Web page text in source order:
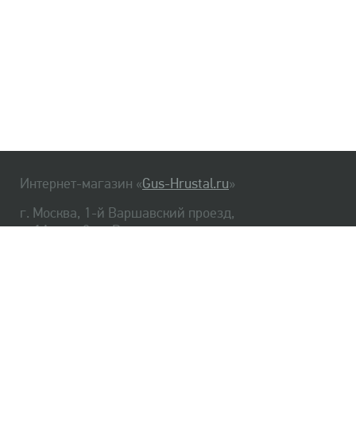
Интернет-магазин «Gus-Hrustal.ru»
г. Москва, 1-й Варшавский проезд,
д. 1А, стр. 3, м. Варшавская